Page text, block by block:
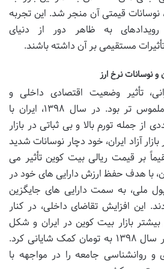
نوسانات قیمتی آن منجر شد. این تجربه
به ظاهر دور از دنیای
مستقیمی بر آن داشته باشند.
نوسانات نرخ ارز
تأثیر وضعیت اقتصادی داخلی و
نوسانات نرخ ارز بسیار ملموس تر بود. در سال ۱۳۹۸، ایران با
جمله تورم بالا و بی ثباتی در بازار
آزاد ایران، خود دچار نوسانات شدید
بر قیمت ریالی بیت کوین تأثیر می
با هدف حفظ ارزش دارایی های خود در
ملی، به سمت دارایی های جایگزین
این افزایش تقاضای داخلی، در کنار
بیشتر بازار بیت کوین در ایران و شکل
گیری قیمت بیت کوین در سال ۱۳۹۸ به تومان کمک شایانی کرد.
و روانشناسی جامعه را در مواجهه با